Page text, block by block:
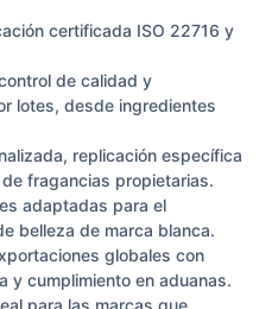
certificada ISO 22716 y
de calidad y
lotes, desde ingredientes
replicación específica
fragancias propietarias.
adaptadas para el
belleza de marca blanca.
globales con
y cumplimiento en aduanas.
para las marcas que